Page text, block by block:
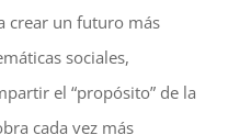
crear un futuro más
sociales,
el “propósito” de la
cada vez más